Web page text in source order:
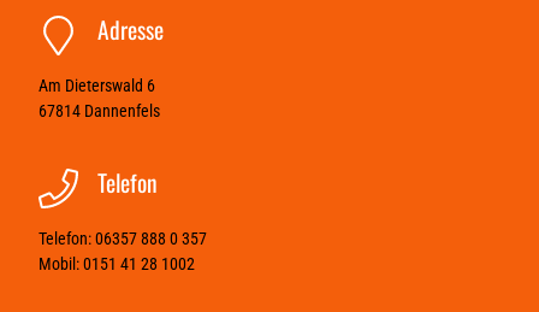
Adresse
Am Dieterswald 6
67814 Dannenfels
Telefon
Telefon:06357 888 0 357
Mobil:0151 41 28 1002